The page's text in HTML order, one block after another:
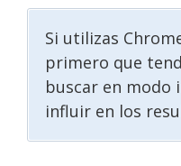
Si utilizas
primero que
buscar en modo
influir en los